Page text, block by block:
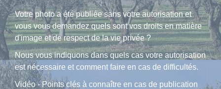
Votre photo a été publiée sans votre autorisation et
vous vous demandez quels sont vos droits en matière
d'image et de respect de la vie privée ?
Nous vous indiquons dans quels cas votre autorisation
est nécessaire et comment faire en cas de difficultés.
Vidéo - Points clés à connaître en cas de publication